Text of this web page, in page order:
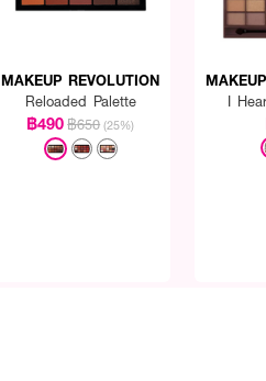
MAKEUP REVOLUTION
Reloaded Palette
฿490฿650 (25%)
I